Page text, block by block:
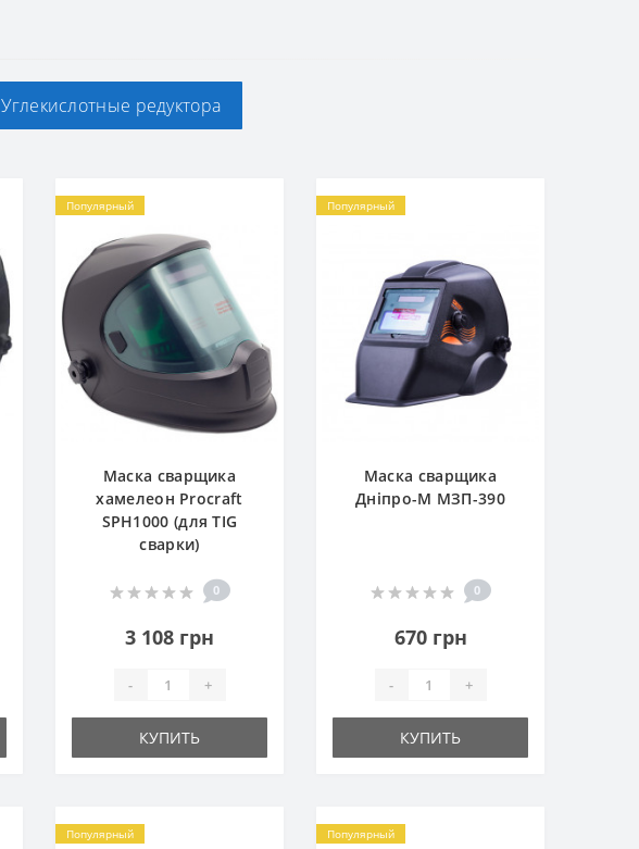
Углекислотные редуктора
Популярный
Маска сварщика
хамелеон Procraft
SPH1000 (для TIG
сварки)
0
3 108 грн
- +
КУПИТЬ
Популярный
Маска сварщика
Дніпро-М МЗП-390
0
670 грн
- +
КУПИТЬ
Популярный Популярный